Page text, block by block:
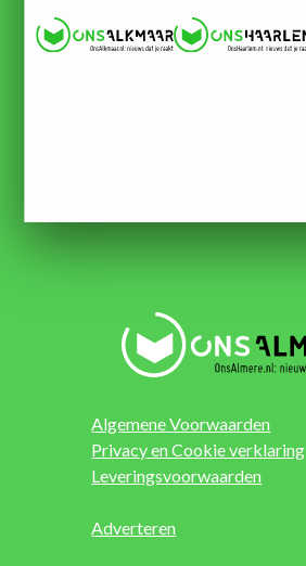
Algemene Voorwaarden
Privacy en Cookie verklaring
Leveringsvoorwaarden
Adverteren